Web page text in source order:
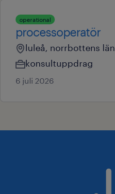
operational
processoperatör
luleå, norrbottens län
konsultuppdrag
6 juli 2026